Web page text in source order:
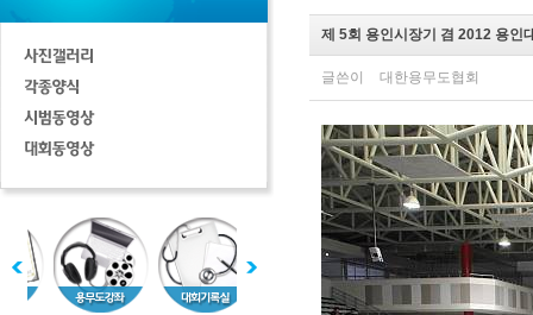
제 5회 용인시장기 겸 2012 용인
글쓴이 대한용무도협회